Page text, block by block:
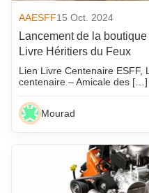
AAESFF15 Oct. 2024
Lancement de la
Livre Héritiers du Feux
Lien Livre Centenaire
centenaire – Amicale des […]
Mourad